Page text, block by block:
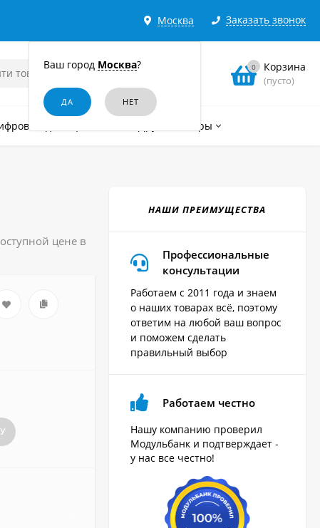
Москва
Ваш город Москва?
Заказать звонок
0 Корзина
(пусто)
диктофоны Другие товары
цене в
НАШИ ПРЕИМУЩЕСТВА
Профессиональные
консультации
Работаем с 2011 года и знаем
о наших товарах всё, поэтому
ответим на любой ваш вопрос
и поможем сделать
правильный выбор
Работаем честно
Нашу компанию проверил
Модульбанк и подтверждает -
у нас все честно!